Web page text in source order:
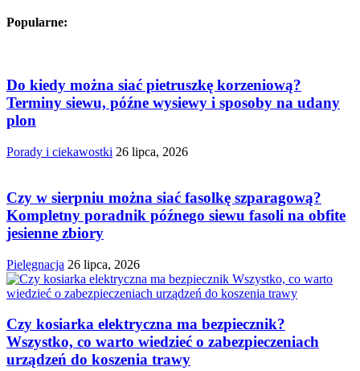
Popularne:
Do kiedy można siać pietruszkę korzeniową?
Terminy siewu, późne wysiewy i sposoby na udany
plon
Porady i ciekawostki 26 lipca, 2026
Czy w sierpniu można siać fasolkę szparagową?
Kompletny poradnik późnego siewu fasoli na obfite
jesienne zbiory
Pielęgnacja 26 lipca, 2026
Czy kosiarka elektryczna ma bezpiecznik?
Wszystko, co warto wiedzieć o zabezpieczeniach
urządzeń do koszenia trawy